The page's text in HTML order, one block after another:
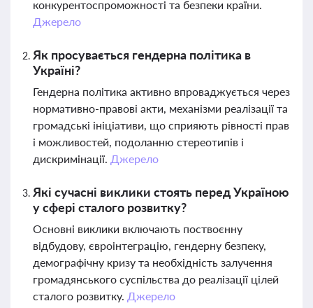
конкурентоспроможності та безпеки країни.
Джерело
Як просувається гендерна політика в
Україні?
Гендерна політика активно впроваджується через
нормативно-правові акти, механізми реалізації та
громадські ініціативи, що сприяють рівності прав
і можливостей, подоланню стереотипів і
дискримінації. Джерело
Які сучасні виклики стоять перед Україною
у сфері сталого розвитку?
Основні виклики включають поствоєнну
відбудову, євроінтеграцію, гендерну безпеку,
демографічну кризу та необхідність залучення
громадянського суспільства до реалізації цілей
сталого розвитку. Джерело